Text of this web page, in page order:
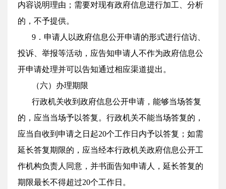
内容说明理由；需要对现有政府信息进行加工、分析
的，不予提供。
9．申请人以政府信息公开申请的形式进行信访、
投诉、举报等活动，应告知申请人不作为政府信息公
开申请处理并可以告知通过相应渠道提出。
（六）办理期限
行政机关收到政府信息公开申请，能够当场答复
的，应当当场予以答复。行政机关不能当场答复的，
应当自收到申请之日起20个工作日内予以答复；如需
延长答复期限的，应当经本行政机关政府信息公开工
作机构负责人同意，并书面告知申请人，延长答复的
期限最长不得超过20个工作日。